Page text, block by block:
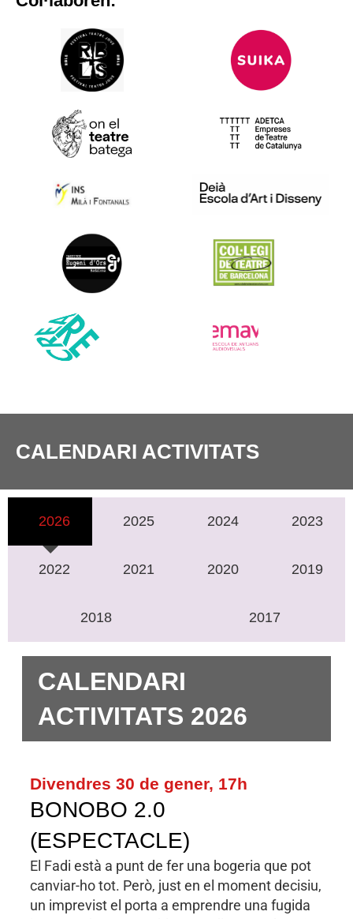
CALENDARI ACTIVITATS
2026 2025 2024 2023
2022 2021 2020 2019
2018 2017
CALENDARI
ACTIVITATS 2026
Divendres 30 de gener, 17h
BONOBO 2.0
(ESPECTACLE)
El Fadi està a punt de fer una bogeria que pot
canviar-ho tot. Però, just en el moment decisiu,
un imprevist el porta a emprendre una fugida